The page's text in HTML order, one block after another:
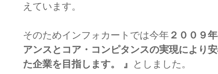
えています。
そのためインフォカートでは今年 ２００９
アンスとコア・コンピタンスの実現により
た企業を目指します。 』
としました。